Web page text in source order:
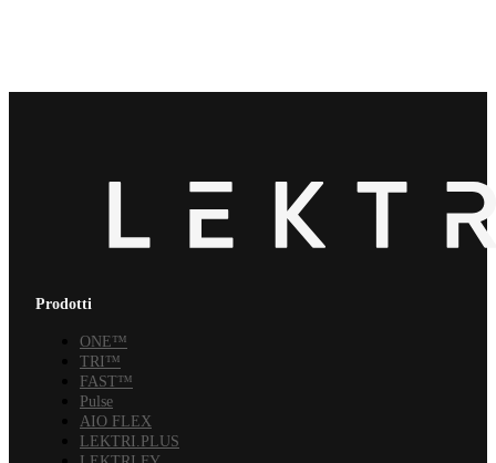
Prodotti
ONE™
TRI™
FAST™
Pulse
AIO FLEX
LEKTRI.PLUS